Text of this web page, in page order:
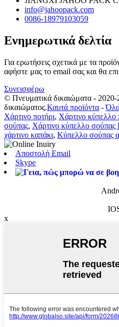
info@jahoopack.com
0086-18979103059
Ενημερωτικά δελτία
Για ερωτήσεις σχετικά με τα
αφήστε μας το email σας και θα
Συνεισφέρω
© Πνευματικά δικαιώματα -
δικαιώματος.Καυτά προϊόντα -
Χάρτινο ποτήρι, Χάρτινο κύπελλο
σούπας, Χάρτινο κύπελλο σούπας
χάρτινο καπάκι, Κύπελλο σούπας
Αποστολή Email
Skype
x